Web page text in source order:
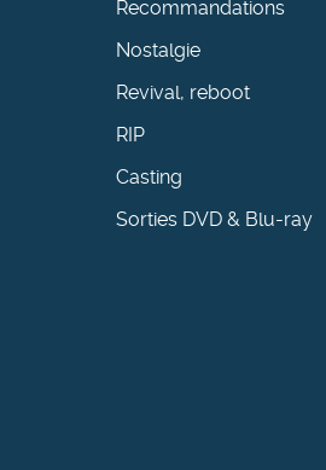
Recommandations
Nostalgie
Revival, reboot
RIP
Casting
Sorties DVD & Blu-ray